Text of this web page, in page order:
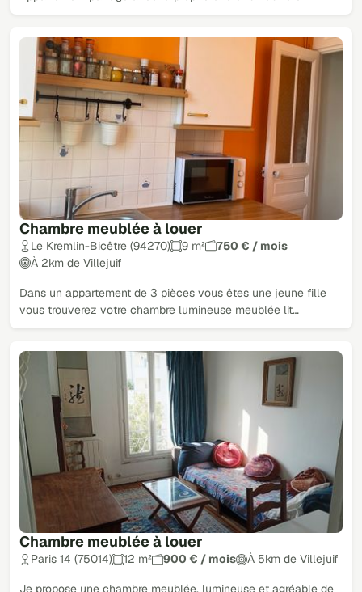
Chambre meublée à louer
Le Kremlin-Bicêtre (94270) 9 m²
750 € / mois
À 2km de Villejuif
Dans un appartement de 3 pièces vous êtes une jeune fille
vous trouverez votre chambre lumineuse meublée lit…
Chambre meublée à louer
Paris 14 (75014) 12 m² 900 € / mois À 5km de Villejuif
Je propose une chambre meublée, lumineuse et agréable de